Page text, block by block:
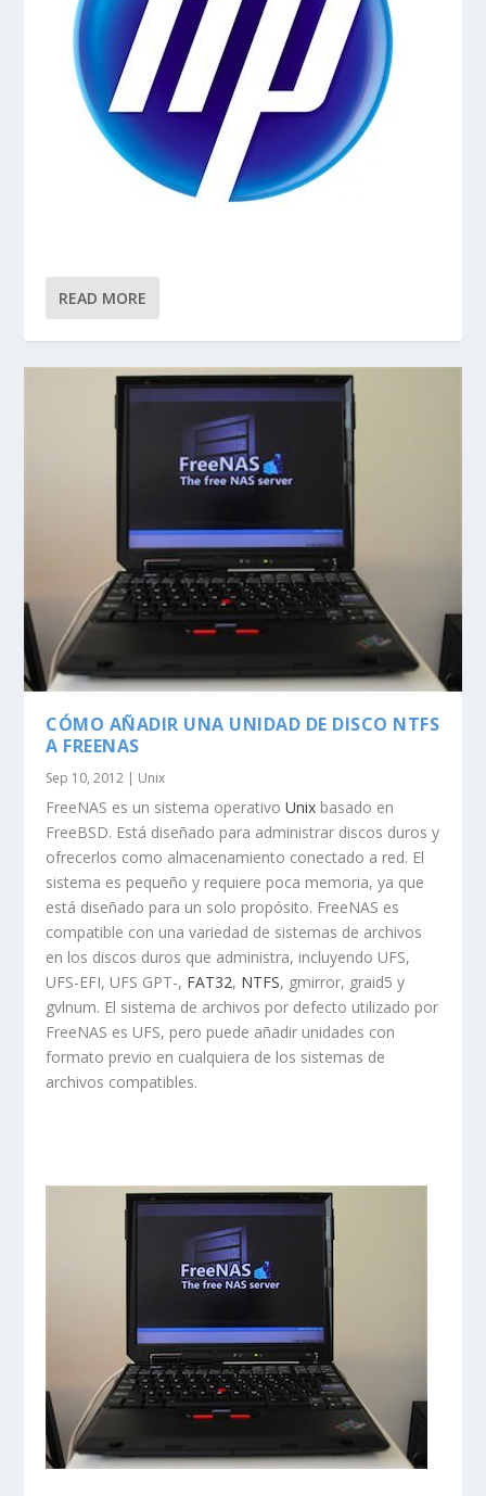
READ MORE
CÓMO AÑADIR UNA UNIDAD DE DISCO NTFS
A FREENAS
Sep 10, 2012 | Unix
FreeNAS es un sistema operativoUnix basado en
FreeBSD. Está diseñado para administrar discos duros y
ofrecerlos como almacenamiento conectado a red. El
sistema es pequeño y requiere poca memoria, ya que
está diseñado para un solo propósito. FreeNAS es
compatible con una variedad de sistemas de archivos
en los discos duros que administra, incluyendo UFS,
UFS-EFI, UFS GPT-, FAT32, NTFS, gmirror, graid5 y
gvlnum. El sistema de archivos por defecto utilizado por
FreeNAS es UFS, pero puede añadir unidades con
formato previo en cualquiera de los sistemas de
archivos compatibles.